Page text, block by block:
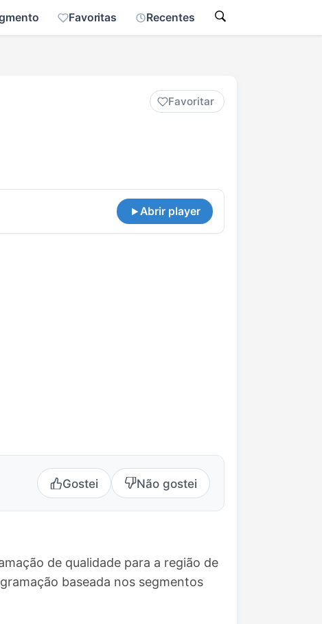
Favoritas Recentes
Favoritar
Abrir player
Gostei Não gostei
de qualidade para a região de
baseada nos segmentos